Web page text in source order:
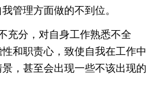
管理方面做的不到位。
分，对自身工作熟悉不全
和职责心，致使自我在工作中
，甚至会出现一些不该出现的